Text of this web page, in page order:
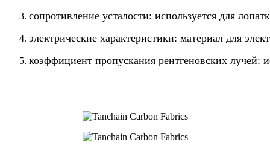
сопротивление усталости: используется для
электрические характеристики: материал для
коэффициент пропускания рентгеновских лучей: